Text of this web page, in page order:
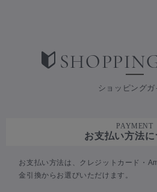
ショッピングガ
PAYMENT
お支払い方法に
お支払い方法は、クレジットカード・
金引換からお選びいただけます。